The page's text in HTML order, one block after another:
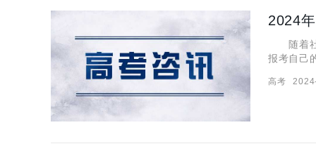
2024
随着社
报考自己
间为3月
高考